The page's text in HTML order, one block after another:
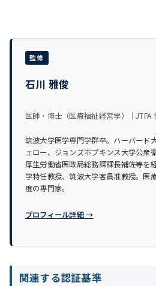
監修
石川 雅俊
医師・博士（医療福祉経営学）｜JTFA
筑波大学医学専門学群卒。ハーバード
ェロー、ジョンズホプキンス大学公衆
厚生労働省医政局総務課課長補佐等を
学特任教授、筑波大学客員准教授。医
度の専門家。
プロフィール詳細 →
関連する認証基準